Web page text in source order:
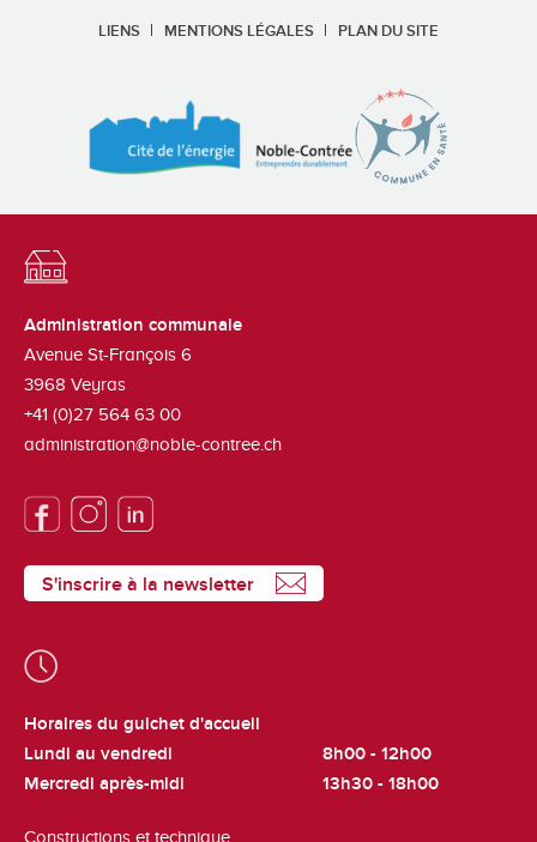
LIENS MENTIONS LÉGALES PLAN DU SITE
Administration communale
Avenue St-François 6
3968 Veyras
+41 (0)27 564 63 00
administration@noble-contree.ch
S'inscrire à la newsletter
Horaires du guichet d'accueil
Lundi au vendredi
8h00 - 12h00
Mercredi après-midi
13h30 - 18h00
Constructions et technique